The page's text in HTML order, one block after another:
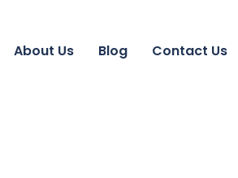
About Us Blog Contact Us